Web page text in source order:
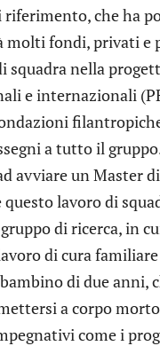
riferimento, che ha
molti fondi, privati e
squadra nella
e internazionali
a tutto il
avviare un Master
lavoro di
di ricerca, in
di cura
di due anni,
a corpo
come i